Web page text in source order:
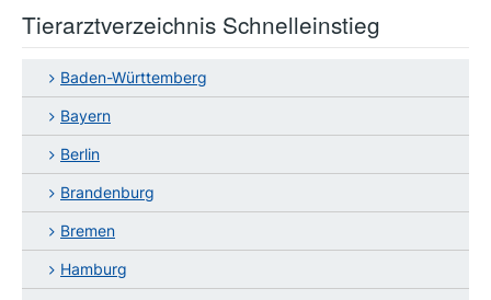
Tierarztverzeichnis Schnelleinstieg
Baden-Württemberg
Bayern
Berlin
Brandenburg
Bremen
Hamburg